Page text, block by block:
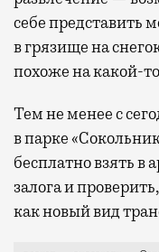
себе представить
в грязище на
похоже на какой-
Тем не менее с
в парке
бесплатно взять в
залога и
как новый вид